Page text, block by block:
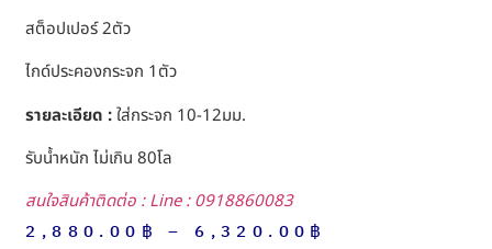
สต็อปเปอร์ 2ตัว
ไกด์ประคองกระจก 1ตัว
รายละเอียด :ใส่กระจก 10-12มม.
รับน้ำหนัก ไม่เกิน 80โล
สนใจสินค้าติดต่อ : Line : 0918860083
2,880.00 ฿ –6,320.00 ฿